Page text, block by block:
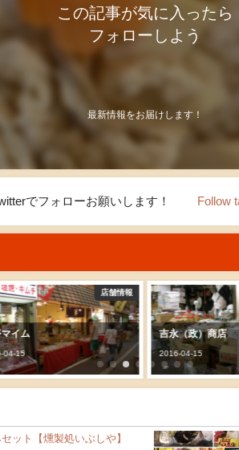
この記事が気に入ったら
フォローしよう
最新情報をお届けします！
でフォローお願いします！ Follow
店舗情報
政）商店
04-15
たんが・官兵衛
2018-11-05
ット【燻製処いぶしや】